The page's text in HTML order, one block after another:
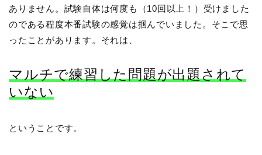
ありません。試験自体は何度も（10回以上！）受けました
のである程度本番試験の感覚は掴んでいました。そこで思
ったことがあります。それは、
マルチで練習した問題が出題されて
いない
ということです。